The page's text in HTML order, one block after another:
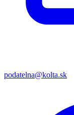
podatelna@kolta.sk